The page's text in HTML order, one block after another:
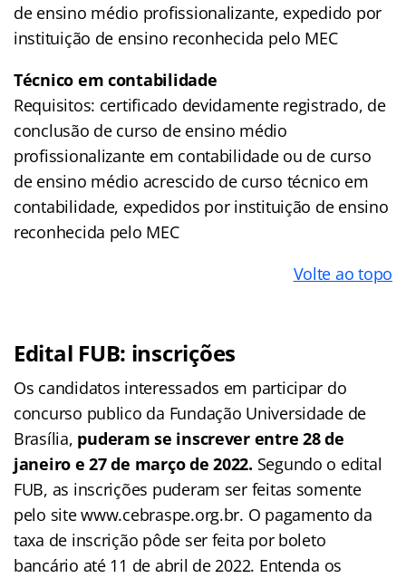
de ensino médio profissionalizante, expedido por
instituição de ensino reconhecida pelo MEC
Técnico em contabilidade
Requisitos: certificado devidamente registrado, de
conclusão de curso de ensino médio
profissionalizante em contabilidade ou de curso
de ensino médio acrescido de curso técnico em
contabilidade, expedidos por instituição de ensino
reconhecida pelo MEC
Volte ao topo
Edital FUB: inscrições
Os candidatos interessados em participar do
concurso publico da Fundação Universidade de
Brasília, puderam se inscrever entre 28 de
janeiro e 27 de março de 2022. Segundo o edital
FUB, as inscrições puderam ser feitas somente
pelo site www.cebraspe.org.br. O pagamento da
taxa de inscrição pôde ser feita por boleto
bancário até 11 de abril de 2022. Entenda os